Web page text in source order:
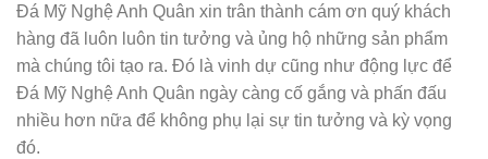
Đá Mỹ Nghệ Anh Quân xin trân thành cám ơn quý khách
hàng đã luôn luôn tin tưởng và ủng hộ những sản phẩm
mà chúng tôi tạo ra. Đó là vinh dự cũng như động lực để
Đá Mỹ Nghệ Anh Quân ngày càng cố gắng và phấn đấu
nhiều hơn nữa để không phụ lại sự tin tưởng và kỳ vọng
đó.